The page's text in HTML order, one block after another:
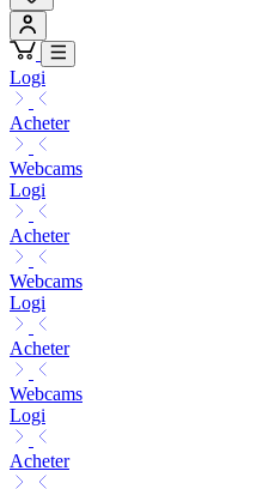
Logi
Acheter
Webcams
Logi
Acheter
Webcams
Logi
Acheter
Webcams
Logi
Acheter